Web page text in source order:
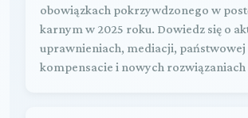
obowiązkach pokrzywdzonego w
karnym w 2025 roku. Dowiedz się o
uprawnieniach, mediacji, państwowej
kompensacie i nowych